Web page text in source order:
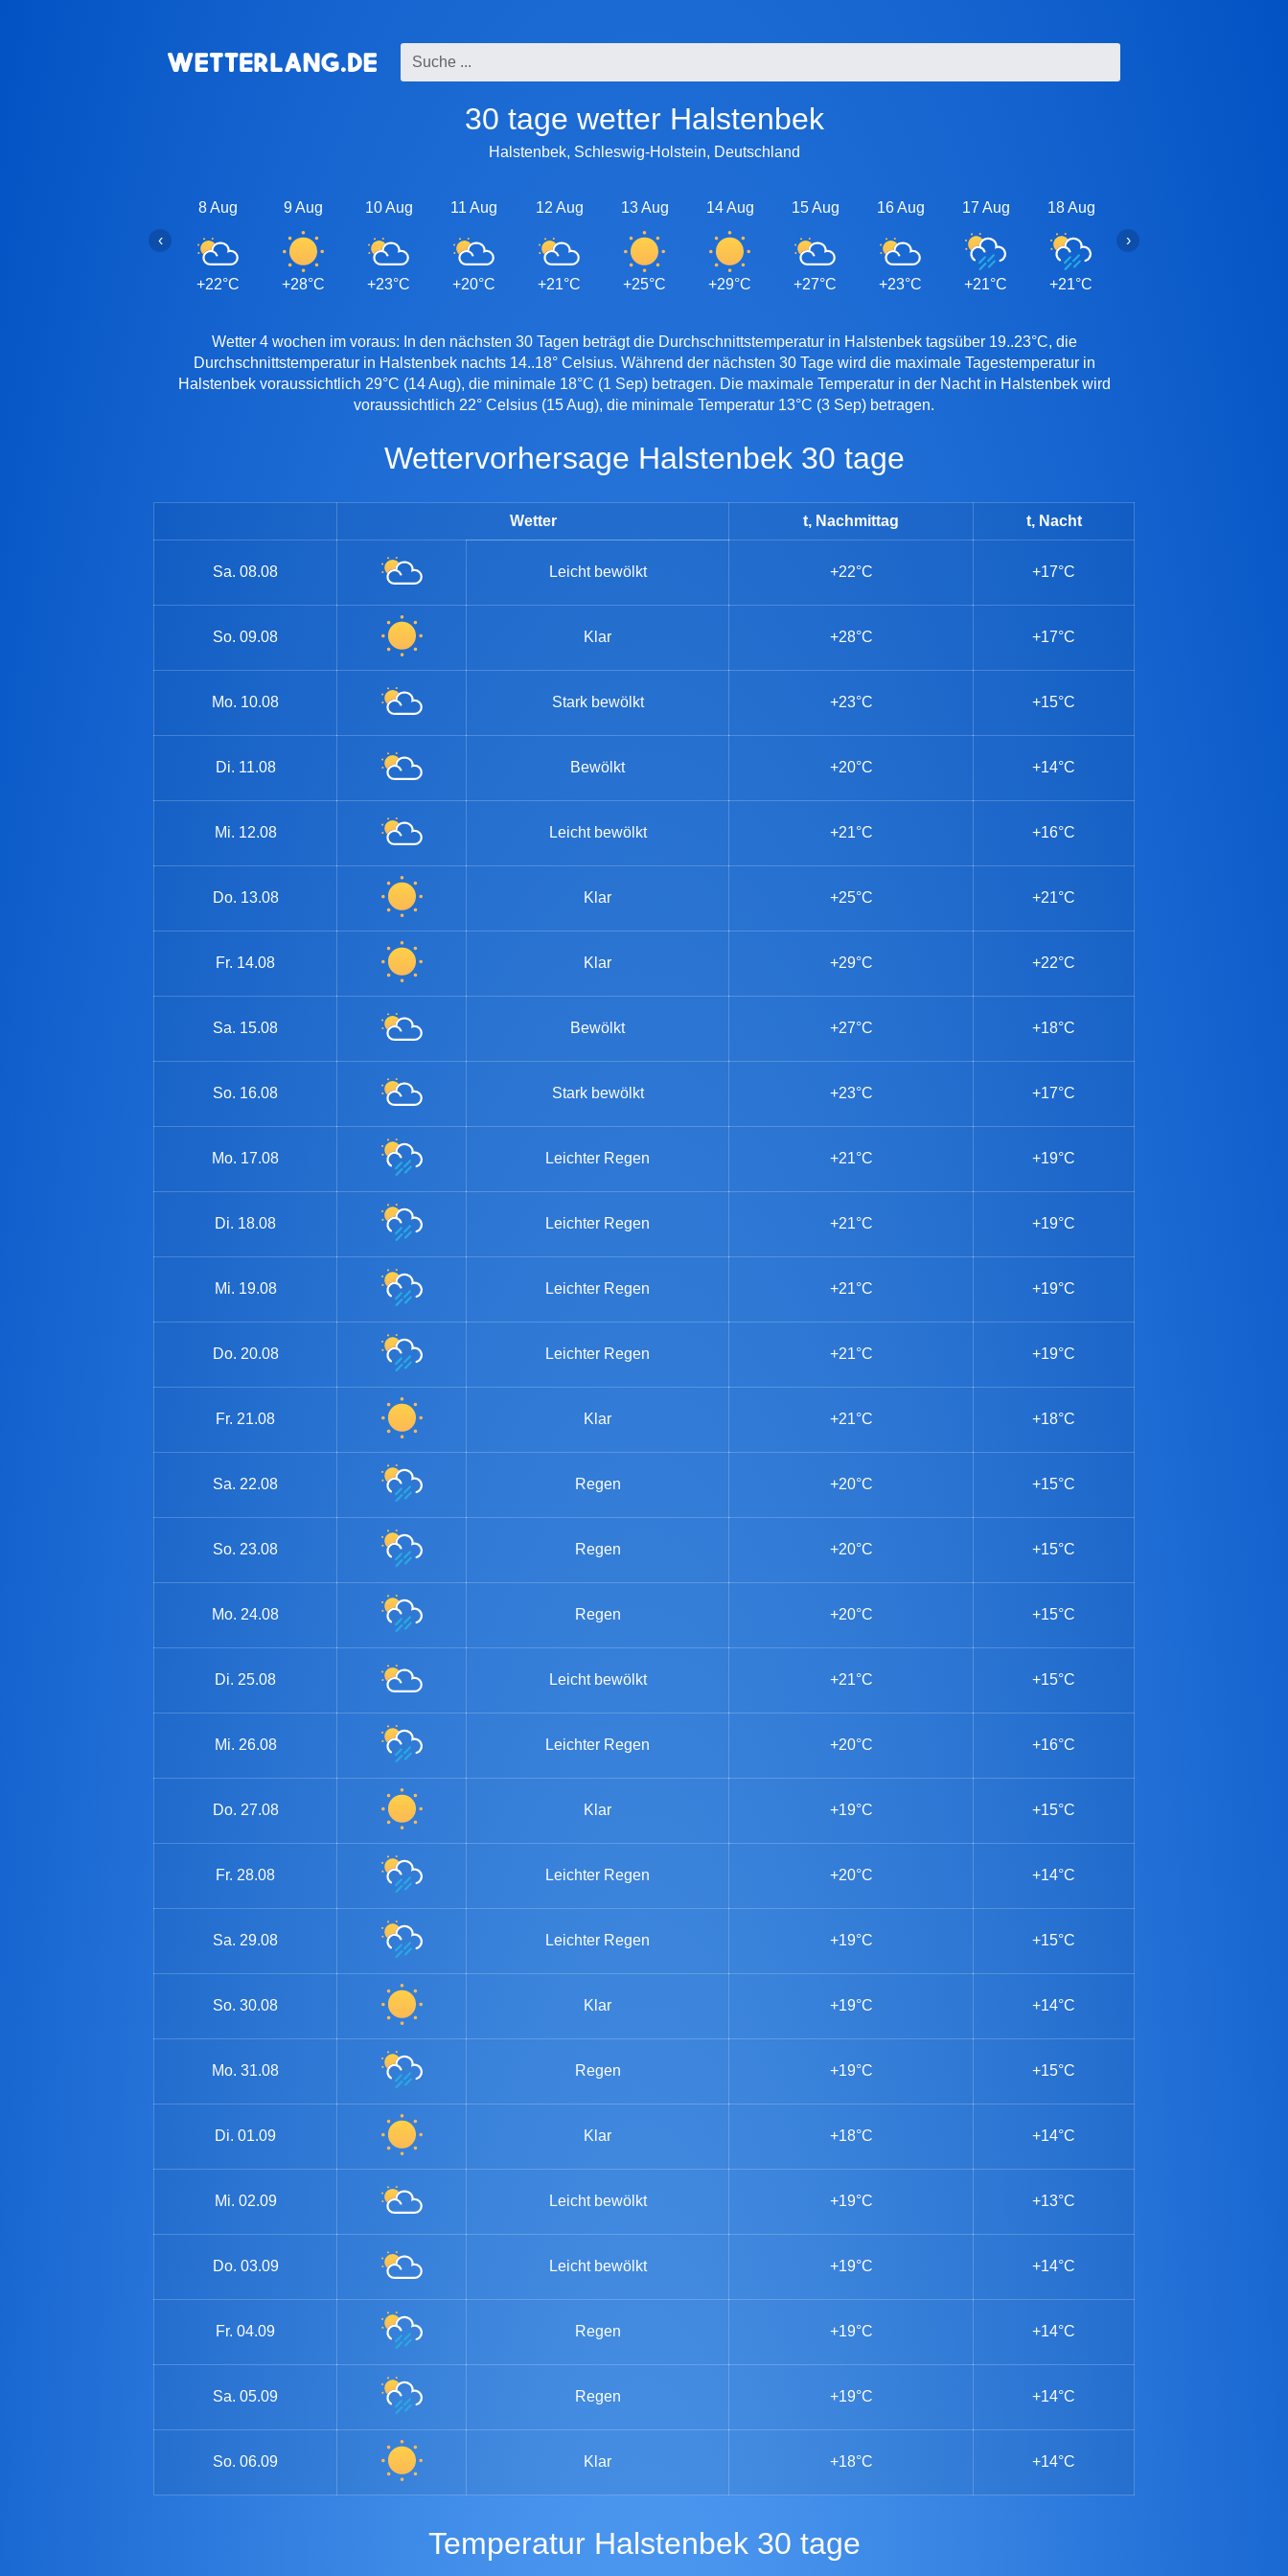
30 tage wetter Halstenbek
Halstenbek, Schleswig-Holstein, Deutschland
8 Aug
+22°C
9 Aug
+28°C
10 Aug
+23°C
11 Aug
+20°C
12 Aug
+21°C
13 Aug
+25°C
14 Aug
+29°C
15 Aug
+27°C
16 Aug
+23°C
17 Aug
+21°C
18 Aug
+21°C
‹ ›
Wetter 4 wochen im voraus: In den nächsten 30 Tagen beträgt die Durchschnittstemperatur in Halstenbek tagsüber 19..23°C, die
Durchschnittstemperatur in Halstenbek nachts 14..18° Celsius. Während der nächsten 30 Tage wird die maximale Tagestemperatur in
Halstenbek voraussichtlich 29°C (14 Aug), die minimale 18°C (1 Sep) betragen. Die maximale Temperatur in der Nacht in Halstenbek wird
voraussichtlich 22° Celsius (15 Aug), die minimale Temperatur 13°C (3 Sep) betragen.
Wettervorhersage Halstenbek 30 tage
Wetter t, Nachmittag t, Nacht
Sa. 08.08 Leicht bewölkt +22°C +17°C
So. 09.08 Klar +28°C +17°C
Mo. 10.08 Stark bewölkt +23°C +15°C
Di. 11.08 Bewölkt +20°C +14°C
Mi. 12.08 Leicht bewölkt +21°C +16°C
Do. 13.08 Klar +25°C +21°C
Fr. 14.08 Klar +29°C +22°C
Sa. 15.08 Bewölkt +27°C +18°C
So. 16.08 Stark bewölkt +23°C +17°C
Mo. 17.08 Leichter Regen +21°C +19°C
Di. 18.08 Leichter Regen +21°C +19°C
Mi. 19.08 Leichter Regen +21°C +19°C
Do. 20.08 Leichter Regen +21°C +19°C
Fr. 21.08 Klar +21°C +18°C
Sa. 22.08 Regen +20°C +15°C
So. 23.08 Regen +20°C +15°C
Mo. 24.08 Regen +20°C +15°C
Di. 25.08 Leicht bewölkt +21°C +15°C
Mi. 26.08 Leichter Regen +20°C +16°C
Do. 27.08 Klar +19°C +15°C
Fr. 28.08 Leichter Regen +20°C +14°C
Sa. 29.08 Leichter Regen +19°C +15°C
So. 30.08 Klar +19°C +14°C
Mo. 31.08 Regen +19°C +15°C
Di. 01.09 Klar +18°C +14°C
Mi. 02.09 Leicht bewölkt +19°C +13°C
Do. 03.09 Leicht bewölkt +19°C +14°C
Fr. 04.09 Regen +19°C +14°C
Sa. 05.09 Regen +19°C +14°C
So. 06.09 Klar +18°C +14°C
Temperatur Halstenbek 30 tage